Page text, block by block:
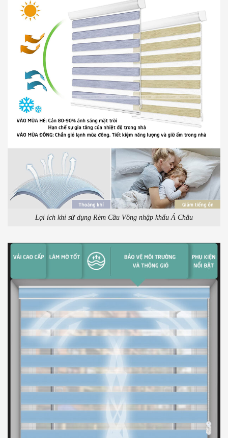
Lợi ích khi sử dụng Rèm Cầu Vồng nhập khẩu Á Châu